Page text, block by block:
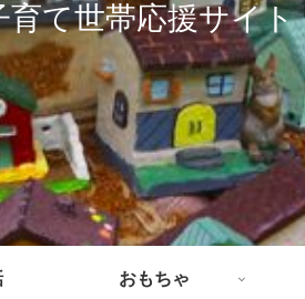
て世帯応援サイト
おもちゃ